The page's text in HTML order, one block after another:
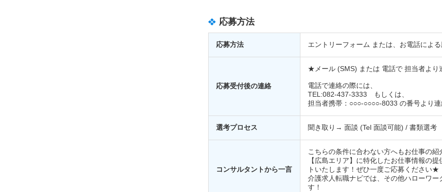
応募方法
応募方法 エントリーフォーム または、お電話によ
応募受付後の連絡
★メール (SMS) または 電話で 担当者より
電話で連絡の際には、
TEL:082-437-3333 もしくは、
担当者携帯：○○○-○○○○-8033 の番号より
選考プロセス 聞き取り→ 面談 (Tel 面談可能) / 書類選考
コンサルタントから一言
こちらの条件に合わない方へもお仕事の
【広島エリア】に特化したお仕事情報の
トいたします！ぜひ一度ご応募ください★
介護求人転職ナビでは、その他ハローワ
す！